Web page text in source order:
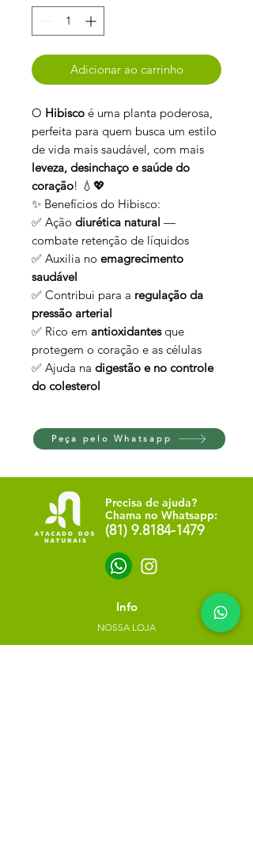
Adicionar ao carrinho
O Hibisco é uma planta poderosa,
perfeita para quem busca um estilo
de vida mais saudável, com mais
leveza, desinchaço e saúde do
coração! 💧💖
✨ Benefícios do Hibisco:
✅ Ação diurética natural —
combate retenção de líquidos
✅ Auxilia no emagrecimento
saudável
✅ Contribui para a regulação da
pressão arterial
✅ Rico em antioxidantesque
protegem o coração e as células
✅ Ajuda na digestão e no controle
do colesterol
Peça pelo Whatsapp
Precisa de ajuda?
Chama no Whatsapp:
(81) 9.8184-1479
Info
NOSSA LOJA